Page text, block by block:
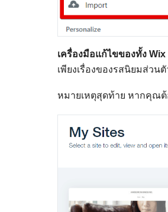
เครื่องมือแก้ไขของทั้ง
เพียงเรื่องของรสนิยมส่วนตั
หมายเหตุสุดท้าย หากคุณต้